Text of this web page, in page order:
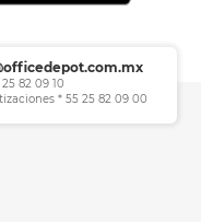
82 09 10
* 55 25 82 09 00